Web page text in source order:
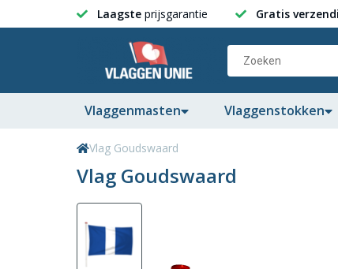
Laagste prijsgarantie Gratis
Vlaggenmasten Vlaggenstokken
Vlag Goudswaard
Vlag Goudswaard